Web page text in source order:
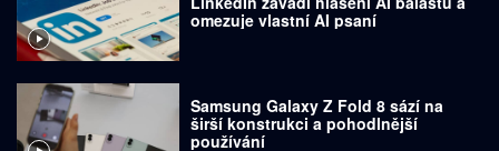
omezuje vlastní AI psaní
Samsung Galaxy Z Fold 8 sází na
širší konstrukci a pohodlnější
používání